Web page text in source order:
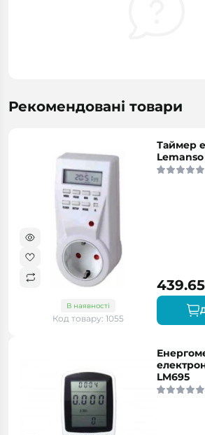
Рекомендовані товари
В наявності
Код товару: 1055
Таймер
LM695